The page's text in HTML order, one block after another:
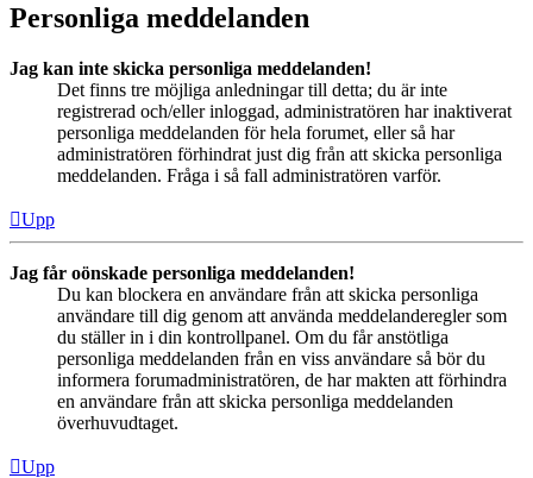
Personliga meddelanden
Jag kan inte skicka personliga meddelanden!
Det finns tre möjliga anledningar till detta; du är inte
registrerad och/eller inloggad, administratören har inaktiverat
personliga meddelanden för hela forumet, eller så har
administratören förhindrat just dig från att skicka personliga
meddelanden. Fråga i så fall administratören varför.
Upp
Jag får oönskade personliga meddelanden!
Du kan blockera en användare från att skicka personliga
användare till dig genom att använda meddelanderegler som
du ställer in i din kontrollpanel. Om du får anstötliga
personliga meddelanden från en viss användare så bör du
informera forumadministratören, de har makten att förhindra
en användare från att skicka personliga meddelanden
överhuvudtaget.
Upp